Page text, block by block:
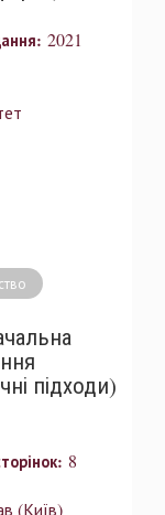
2021
підходи)
8
(Київ)